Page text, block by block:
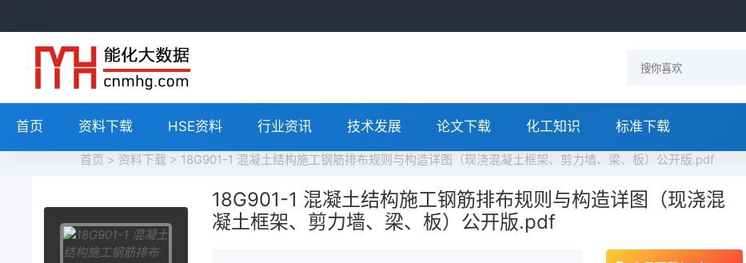
首页 资料下载 HSE资料 行业资讯 技术发展 论文下载 化工知识 标准下载
首页 > 资料下载 > 18G901-1 混凝土结构施工钢筋排布规则与构造详图（现浇混凝土框架、剪力墙、梁、板）公开版.pdf
18G901-1 混凝土结构施工钢筋排布规则与构造详图（现浇混
凝土框架、剪力墙、梁、板）公开版.pdf